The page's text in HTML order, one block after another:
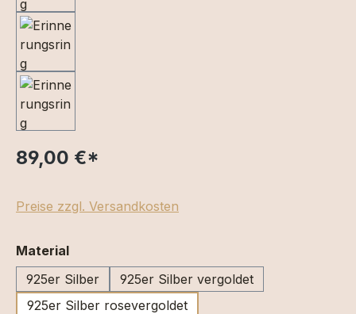
89,00 €*
Preise zzgl. Versandkosten
Materialauswählen
925er Silber
925er Silber vergoldet
925er Silber rosevergoldet